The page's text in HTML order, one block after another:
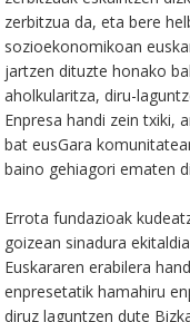
zerbitzua da, eta bere
sozioekonomikoan
jartzen dituzte honako
aholkularitza, diru-
Enpresa handi zein txiki,
bat eusGara
baino gehiagori ematen
Errota fundazioak
goizean sinadura
Euskararen erabilera
enpresetatik hamahiru
diruz laguntzen dute